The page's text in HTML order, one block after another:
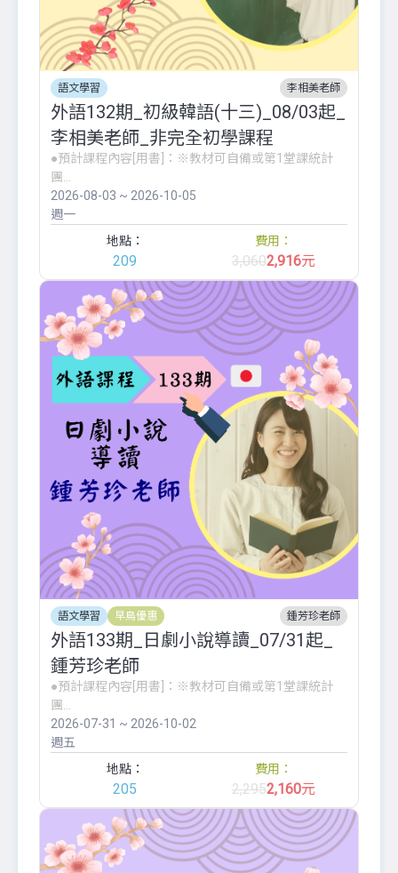
語文學習 李相美老師
外語132期_初級韓語(十三)_08/03起_
李相美老師_非完全初學課程
●預計課程內容[用書]：※教材可自備或第1堂課統計
團...
2026-08-03 ~ 2026-10-05
週一
地點：
209
費用：
3,0602,916元
語文學習 早鳥優惠 鍾芳珍老師
外語133期_日劇小說導讀_07/31起_
鍾芳珍老師
●預計課程內容[用書]：※教材可自備或第1堂課統計
團...
2026-07-31 ~ 2026-10-02
週五
地點：
205
費用：
2,2952,160元